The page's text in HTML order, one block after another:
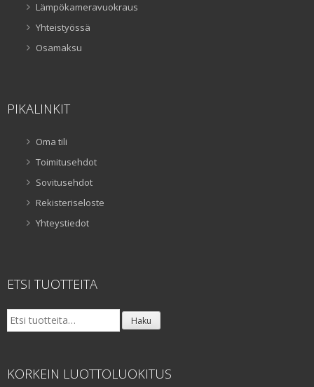
Lämpökameravuokraus
Yhteistyössä
Osamaksu
PIKALINKIT
Oma tili
Toimitusehdot
Sovitusehdot
Rekisteriseloste
Yhteystiedot
ETSI TUOTTEITA
Etsi: Haku
KORKEIN LUOTTOLUOKITUS